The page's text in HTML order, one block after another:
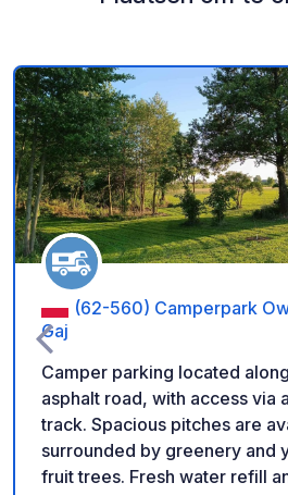
(62-560) Camperpark
Gaj
Camper parking located
asphalt road, with access via
track. Spacious pitches are
surrounded by greenery and
fruit trees. Fresh water refill